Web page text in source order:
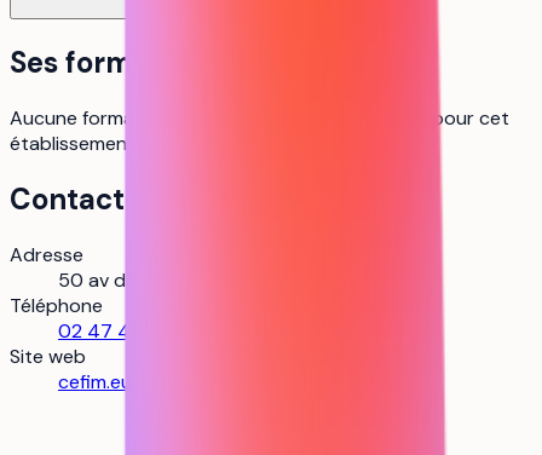
Ses formations
Aucune formation Parcoursup n’est référencée pour cet
établissement pour le moment.
Contact
Adresse
50 av de Pont-Cher, 37200 Tours
Téléphone
02 47 40 26 80
Site web
cefim.eu